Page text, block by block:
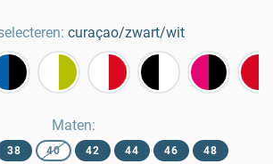
curaçao/zwart/wit
Maten:
38 40 42 44 46 48